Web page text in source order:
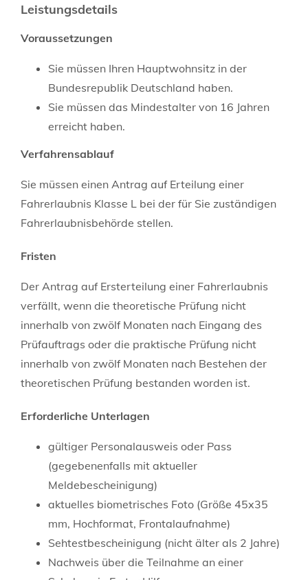
Leistungsdetails
Voraussetzungen
Sie müssen Ihren Hauptwohnsitz in der
Bundesrepublik Deutschland haben.
Sie müssen das Mindestalter von 16 Jahren
erreicht haben.
Verfahrensablauf
Sie müssen einen Antrag auf Erteilung einer
Fahrerlaubnis Klasse L bei der für Sie zuständigen
Fahrerlaubnisbehörde stellen.
Fristen
Der Antrag auf Ersterteilung einer Fahrerlaubnis
verfällt, wenn die theoretische Prüfung nicht
innerhalb von zwölf Monaten nach Eingang des
Prüfauftrags oder die praktische Prüfung nicht
innerhalb von zwölf Monaten nach Bestehen der
theoretischen Prüfung bestanden worden ist.
Erforderliche Unterlagen
gültiger Personalausweis oder Pass
(gegebenenfalls mit aktueller
Meldebescheinigung)
aktuelles biometrisches Foto (Größe 45x35
mm, Hochformat, Frontalaufnahme)
Sehtestbescheinigung (nicht älter als 2 Jahre)
Nachweis über die Teilnahme an einer